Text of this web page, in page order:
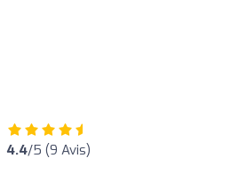
4.4/5 (9 Avis)